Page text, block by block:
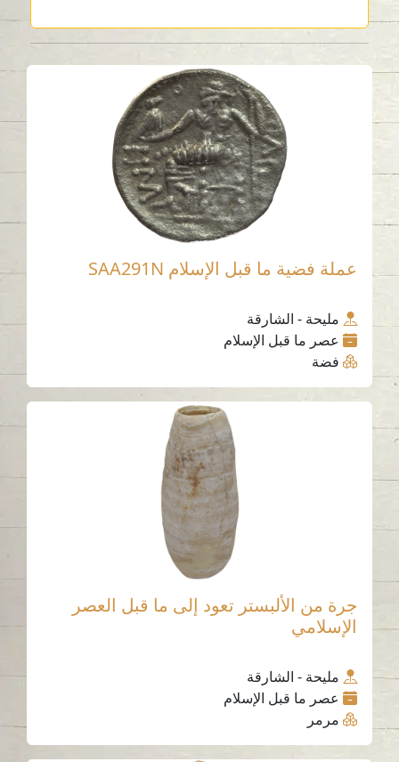
عملة فضية ما قبل الإسلام SAA291N
مليحة - الشارقة
عصر ما قبل الإسلام
فضة
جرة من الألبستر تعود إلى ما قبل العصر
الإسلامي
مليحة - الشارقة
عصر ما قبل الإسلام
مرمر